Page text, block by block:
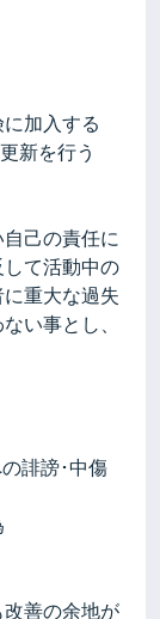
加入する
新を行う
己の責任に
て活動中の
重大な過失
い事とし、
誹謗･中傷
善の余地が